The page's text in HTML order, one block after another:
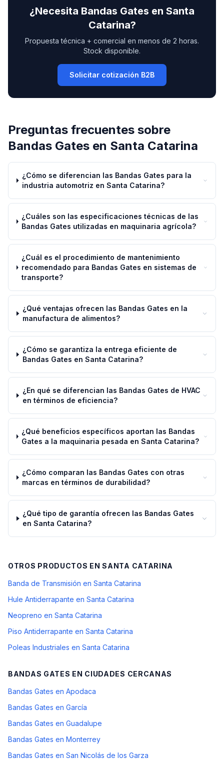
¿Necesita Bandas Gates en Santa
Catarina?
Propuesta técnica + comercial en menos de 2 horas.
Stock disponible.
Solicitar cotización B2B
Preguntas frecuentes sobre
Bandas Gates en Santa Catarina
¿Cómo se diferencian las Bandas Gates para la
industria automotriz en Santa Catarina?
¿Cuáles son las especificaciones técnicas de las
Bandas Gates utilizadas en maquinaria agrícola?
¿Cuál es el procedimiento de mantenimiento
recomendado para Bandas Gates en sistemas de
transporte?
¿Qué ventajas ofrecen las Bandas Gates en la
manufactura de alimentos?
¿Cómo se garantiza la entrega eficiente de
Bandas Gates en Santa Catarina?
¿En qué se diferencian las Bandas Gates de HVAC
en términos de eficiencia?
¿Qué beneficios específicos aportan las Bandas
Gates a la maquinaria pesada en Santa Catarina?
¿Cómo comparan las Bandas Gates con otras
marcas en términos de durabilidad?
¿Qué tipo de garantía ofrecen las Bandas Gates
en Santa Catarina?
OTROS PRODUCTOS ENSANTA CATARINA
Banda de Transmisión en Santa Catarina
Hule Antiderrapante en Santa Catarina
Neopreno en Santa Catarina
Piso Antiderrapante en Santa Catarina
Poleas Industriales en Santa Catarina
BANDAS GATES EN CIUDADES CERCANAS
Bandas Gates en Apodaca
Bandas Gates en García
Bandas Gates en Guadalupe
Bandas Gates en Monterrey
Bandas Gates en San Nicolás de los Garza